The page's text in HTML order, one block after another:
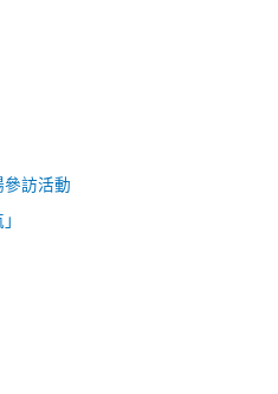
訪活動